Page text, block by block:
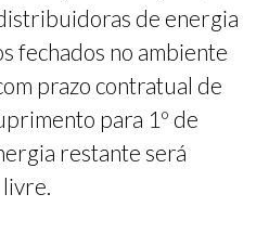
de energia
fechados no ambiente
prazo contratual de
para 1º de
restante será